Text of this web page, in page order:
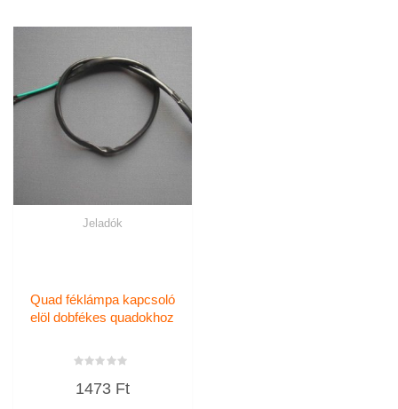
Jeladók
Quad féklámpa kapcsoló
elöl dobfékes quadokhoz
01473 Ft